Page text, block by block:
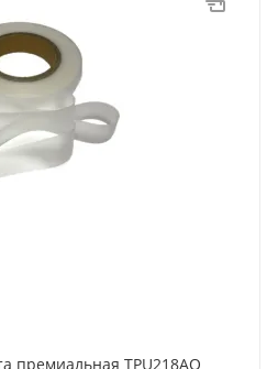
премиальная TPU218AO